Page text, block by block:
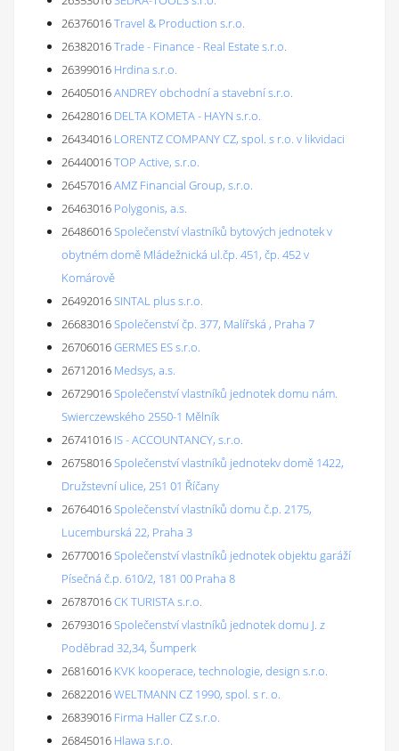
26376016Travel & Production s.r.o.
26382016Trade - Finance - Real Estate s.r.o.
26399016 Hrdina s.r.o.
26405016ANDREY obchodní a stavební s.r.o.
26428016 DELTA KOMETA - HAYN s.r.o.
26434016 LORENTZ COMPANY CZ, spol. s r.o. v likvidaci
26440016TOP Active, s.r.o.
26457016AMZ Financial Group, s.r.o.
26463016 Polygonis, a.s.
26486016Společenství vlastníků bytových jednotek v
obytném domě Mládežnická ul.čp. 451, čp. 452 v
Komárově
26492016SINTAL plus s.r.o.
26683016Společenství čp. 377, Malířská , Praha 7
26706016GERMES ES s.r.o.
26712016 Medsys, a.s.
26729016Společenství vlastníků jednotek domu nám.
Swierczewského 2550-1 Mělník
26741016 IS - ACCOUNTANCY, s.r.o.
26758016Společenství vlastníků jednotekv domě 1422,
Družstevní ulice, 251 01 Říčany
26764016Společenství vlastníků domu č.p. 2175,
Lucemburská 22, Praha 3
26770016Společenství vlastníků jednotek objektu garáží
Písečná č.p. 610/2, 181 00 Praha 8
26787016CK TURISTA s.r.o.
26793016Společenství vlastníků jednotek domu J. z
Poděbrad 32,34, Šumperk
26816016 KVK kooperace, technologie, design s.r.o.
26822016WELTMANN CZ 1990, spol. s r. o.
26839016 Firma Haller CZ s.r.o.
26845016 Hlawa s.r.o.